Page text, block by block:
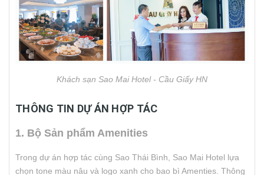
Khách sạn Sao Mai Hotel - Cầu Giấy HN
THÔNG TIN DỰ ÁN HỢP TÁC
1. Bộ Sản phẩm Amenities
Trong dự án hợp tác cùng Sao Thái Bình, Sao Mai Hotel lựa
chọn tone màu nâu và logo xanh cho bao bì Amenties. Thông